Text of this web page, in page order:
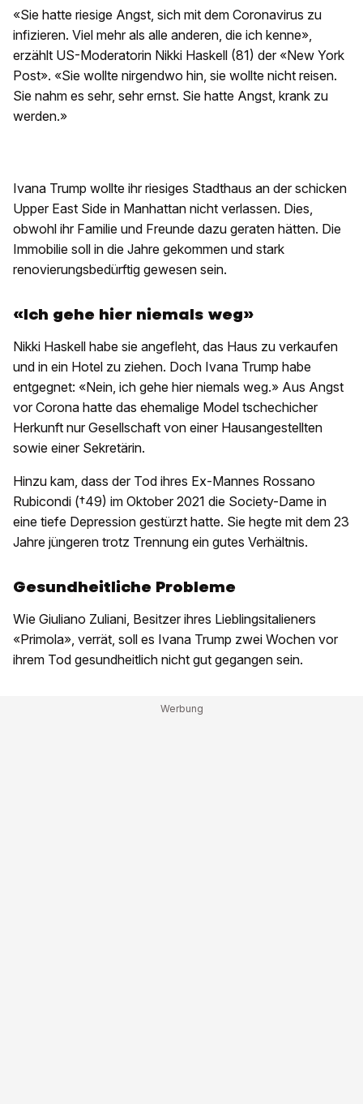
«Sie hatte riesige Angst, sich mit dem Coronavirus zu
infizieren. Viel mehr als alle anderen, die ich kenne»,
erzählt US-Moderatorin Nikki Haskell (81) der «New York
Post». «Sie wollte nirgendwo hin, sie wollte nicht reisen.
Sie nahm es sehr, sehr ernst. Sie hatte Angst, krank zu
werden.»
Ivana Trump wollte ihr riesiges Stadthaus an der schicken
Upper East Side in Manhattan nicht verlassen. Dies,
obwohl ihr Familie und Freunde dazu geraten hätten. Die
Immobilie soll in die Jahre gekommen und stark
renovierungsbedürftig gewesen sein.
«Ich gehe hier niemals weg»
Nikki Haskell habe sie angefleht, das Haus zu verkaufen
und in ein Hotel zu ziehen. Doch Ivana Trump habe
entgegnet: «Nein, ich gehe hier niemals weg.» Aus Angst
vor Corona hatte das ehemalige Model tschechicher
Herkunft nur Gesellschaft von einer Hausangestellten
sowie einer Sekretärin.
Hinzu kam, dass der Tod ihres Ex-Mannes Rossano
Rubicondi (†49) im Oktober 2021 die Society-Dame in
eine tiefe Depression gestürzt hatte. Sie hegte mit dem 23
Jahre jüngeren trotz Trennung ein gutes Verhältnis.
Gesundheitliche Probleme
Wie Giuliano Zuliani, Besitzer ihres Lieblingsitalieners
«Primola», verrät, soll es Ivana Trump zwei Wochen vor
ihrem Tod gesundheitlich nicht gut gegangen sein.